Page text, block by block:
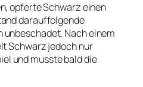
opferte Schwarz einen
darauffolgende
Nach einem
Schwarz jedoch nur
und musste bald die